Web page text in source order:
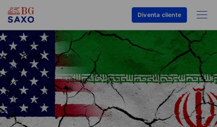
Diventa cliente